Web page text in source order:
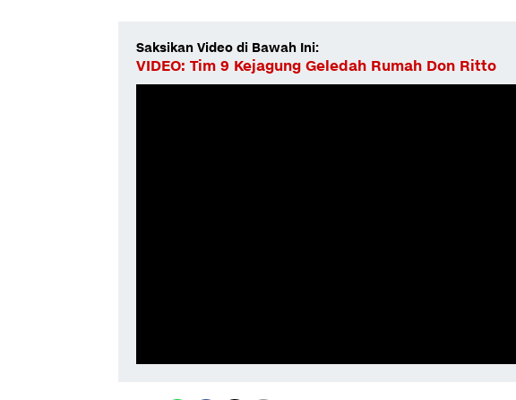
Saksikan Video di Bawah Ini:
VIDEO: Tim 9 Kejagung Geledah Rumah Don Ritto